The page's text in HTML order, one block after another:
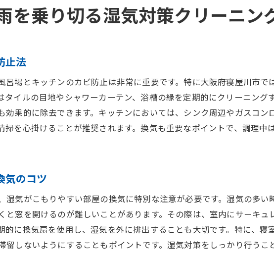
季節ごとの掃除習慣を身につける
定期的なメンテナンスの重要性
プロと協力して効率的な清掃を
健康的な住環境を維持するための鍵
を乗り切る湿気対策クリーニン
止法
呂場とキッチンのカビ防止は非常に重要です。特に大阪府寝屋川市
タイルの目地やシャワーカーテン、浴槽の縁を定期的にクリーニング
効果的に除去できます。キッチンにおいては、シンク周辺やガスコ
掃を心掛けることが推奨されます。換気も重要なポイントで、調理
気のコツ
湿気がこもりやすい部屋の換気に特別な注意が必要です。湿気の多
と窓を開けるのが難しいことがあります。その際は、室内にサーキ
的に換気扇を使用し、湿気を外に排出することも大切です。特に、
留しないようにすることもポイントです。湿気対策をしっかり行う